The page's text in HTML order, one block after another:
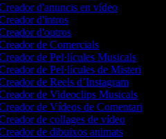
d'anuncis en vídeo
d'intros
d'outros
de Comercials
de Pel·lícules Musicals
de Pel·lícules de Misteri
de Reels d’Instagram
de Videoclips Musicals
de Vídeos de Comentari
de collages de vídeo
de dibuixos animats